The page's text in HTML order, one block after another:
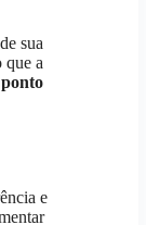
sua
que a
e